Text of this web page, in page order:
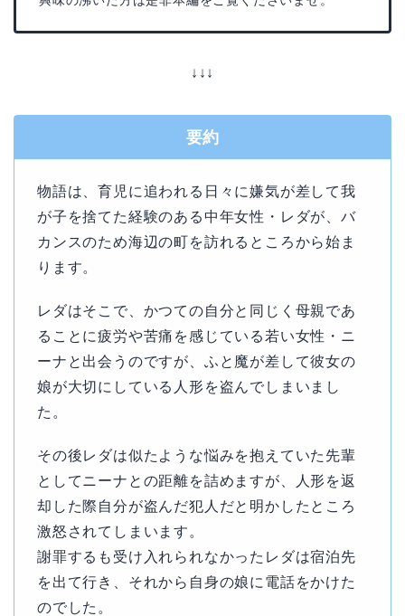
↓↓↓
要約
物語は、育児に追われる日々に嫌気が差して我
が子を捨てた経験のある中年女性・レダが、バ
カンスのため海辺の町を訪れるところから始ま
ります。
レダはそこで、かつての自分と同じく母親であ
ることに疲労や苦痛を感じている若い女性・ニ
ーナと出会うのですが、ふと魔が差して彼女の
娘が大切にしている人形を盗んでしまいまし
た。
その後レダは似たような悩みを抱えていた先輩
としてニーナとの距離を詰めますが、人形を返
却した際自分が盗んだ犯人だと明かしたところ
激怒されてしまいます。
謝罪するも受け入れられなかったレダは宿泊先
を出て行き、それから自身の娘に電話をかけた
のでした。